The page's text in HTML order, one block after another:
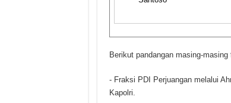
Berikut pandangan masing-
- Fraksi PDI Perjuangan melalui
Kapolri.